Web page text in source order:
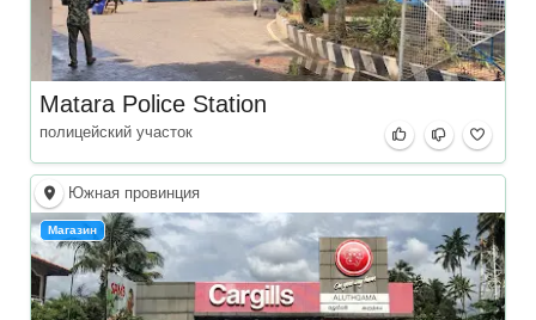
Matara Police Station
полицейский участок
Южная провинция
Магазин